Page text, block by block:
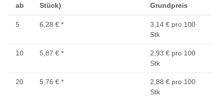
ab
Stück)
Grundpreis
5 6,28 € *
3,14 € pro 100
Stk
10 5,87 € *
2,93 € pro 100
Stk
20 5,76 € *
2,88 € pro 100
Stk